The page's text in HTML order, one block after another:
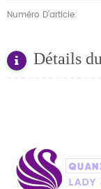
Numéro D'article:
Détails